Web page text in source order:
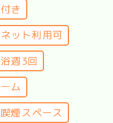
き
ネット利用可
週3回
ム
喫煙スペース